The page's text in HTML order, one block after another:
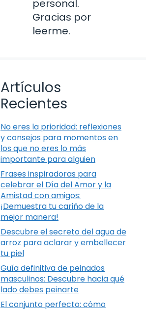
personal.
Gracias por
leerme.
Artículos
Recientes
No eres la prioridad: reflexiones
y consejos para momentos en
los que no eres lo más
importante para alguien
Frases inspiradoras para
celebrar el Día del Amor y la
Amistad con amigos:
¡Demuestra tu cariño de la
mejor manera!
Descubre el secreto del agua de
arroz para aclarar y embellecer
tu piel
Guía definitiva de peinados
masculinos: Descubre hacia qué
lado debes peinarte
El conjunto perfecto: cómo